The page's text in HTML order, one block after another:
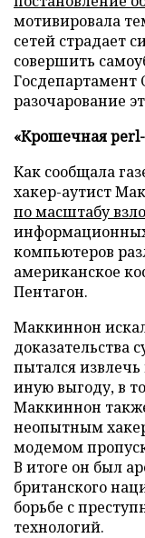
мотивировала
сетей страдает
совершить
разочарование
«Крошечнаяp
Как сообщала
хакер-аутист
по масштабу
компьютеров
американское
Пентагон.
Маккиннон
доказательства
пытался
иную выгоду, в
Маккиннон
неопытным
модемом
В итоге он был
британского
борьбе с
технологий.